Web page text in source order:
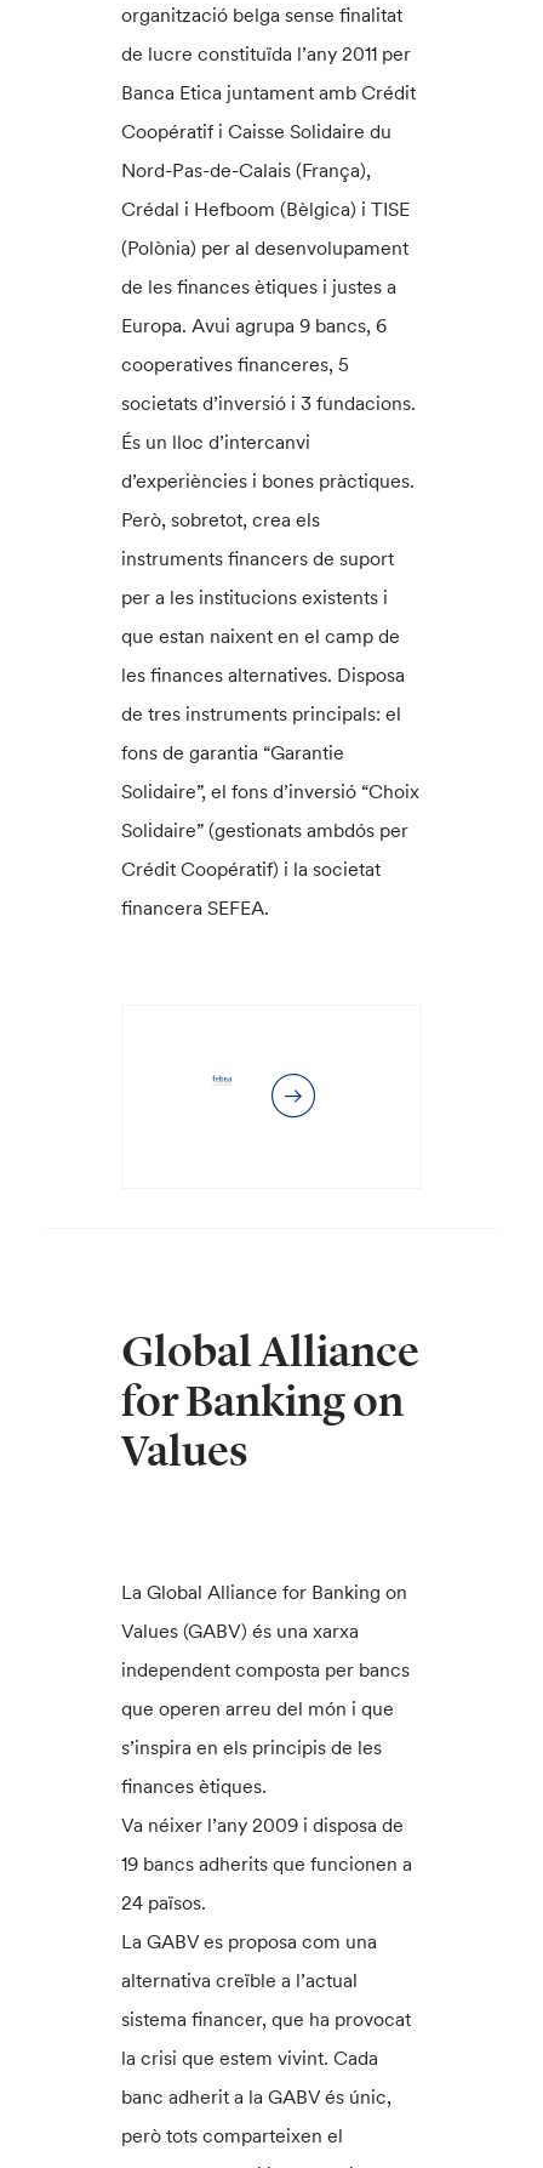
organització belga sense finalitat
de lucre constituïda l’any 2011 per
Banca Etica juntament amb Crédit
Coopératif i Caisse Solidaire du
Nord-Pas-de-Calais (França),
Crédal i Hefboom (Bèlgica) i TISE
(Polònia) per al desenvolupament
de les finances ètiques i justes a
Europa. Avui agrupa 9 bancs, 6
cooperatives financeres, 5
societats d’inversió i 3 fundacions.
És un lloc d’intercanvi
d’experiències i bones pràctiques.
Però, sobretot, crea els
instruments financers de suport
per a les institucions existents i
que estan naixent en el camp de
les finances alternatives. Disposa
de tres instruments principals: el
fons de garantia “Garantie
Solidaire”, el fons d’inversió “Choix
Solidaire” (gestionats ambdós per
Crédit Coopératif) i la societat
financera SEFEA.
Global Alliance
for Banking on
Values
La Global Alliance for Banking on
Values (GABV) és una xarxa
independent composta per bancs
que operen arreu del món i que
s’inspira en els principis de les
finances ètiques.
Va néixer l’any 2009 i disposa de
19 bancs adherits que funcionen a
24 països.
La GABV es proposa com una
alternativa creïble a l’actual
sistema financer, que ha provocat
la crisi que estem vivint. Cada
banc adherit a la GABV és únic,
però tots comparteixen el